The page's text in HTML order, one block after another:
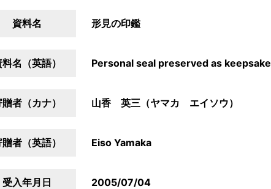
資料名 形見の印鑑
名（英語） Personal seal preserved as keepsake
者（カナ） 山香 英三（ヤマカ エイソウ）
者（英語） Eiso Yamaka
受入年月日 2005/07/04